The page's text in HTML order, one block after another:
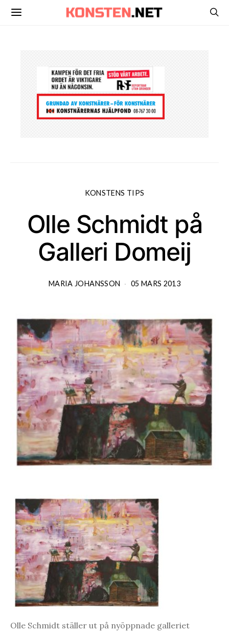
KONSTENS TIPS
Olle Schmidt på
Galleri Domeij
MARIA JOHANSSON 05 MARS 2013
Olle Schmidt ställer ut på nyöppnade galleriet